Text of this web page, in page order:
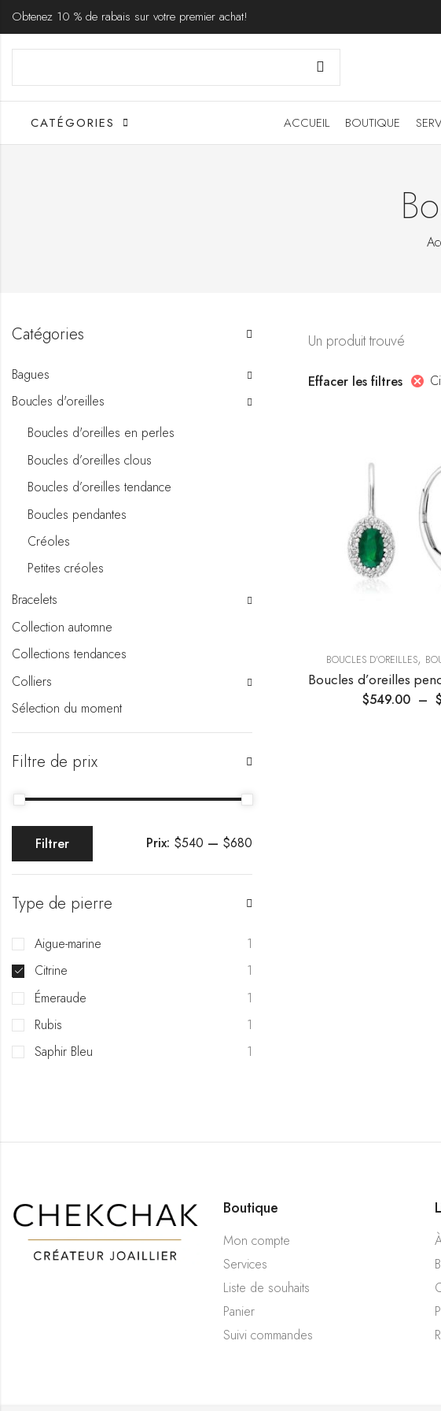
Obtenez 10 % de rabais sur votre premier achat!
CATÉGORIES ACCUEIL BOUTIQUE
Un produit trouvé
Effacer les filtres
BOUCLES D'OREILLES,
$549.00 – $
Catégories
Bagues
Boucles d'oreilles
Boucles d'oreilles en perles
Boucles d’oreilles clous
Boucles d’oreilles tendance
Boucles pendantes
Créoles
Petites créoles
Bracelets
Collection automne
Collections tendances
Colliers
Sélection du moment
Filtre de prix
Filtrer Prix: $540 — $680
Type de pierre
Aigue-marine
1
Citrine
1
Émeraude
1
Rubis
1
Saphir Bleu
1
Boutique
Mon compte
Services
Liste de souhaits
Panier
Suivi commandes